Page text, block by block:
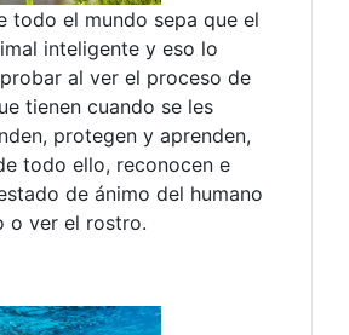
todo el mundo sepa que el
inteligente y eso lo
al ver el proceso de
tienen cuando se les
protegen y aprenden,
todo ello, reconocen e
de ánimo del humano
o ver el rostro.